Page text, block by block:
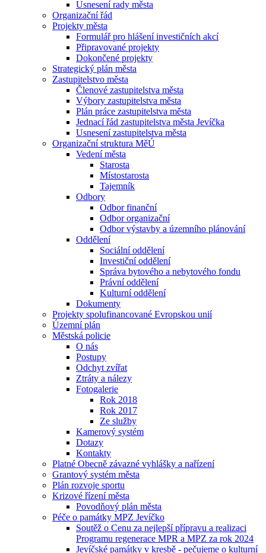
Usnesení rady města
Organizační řád
Projekty města
Formulář pro hlášení investičních akcí
Připravované projekty
Dokončené projekty
Strategický plán města
Zastupitelstvo města
Členové zastupitelstva města
Výbory zastupitelstva města
Plán práce zastupitelstva města
Jednací řád zastupitelstva města Jevíčka
Usnesení zastupitelstva města
Organizační struktura MěÚ
Vedení města
Starosta
Místostarosta
Tajemník
Odbory
Odbor finanční
Odbor organizační
Odbor výstavby a územního plánování
Oddělení
Sociální oddělení
Investiční oddělení
Správa bytového a nebytového fondu
Právní oddělení
Kulturní oddělení
Dokumenty
Projekty spolufinancované Evropskou unií
Územní plán
Městská policie
O nás
Postupy
Odchyt zvířat
Ztráty a nálezy
Fotogalerie
Rok 2018
Rok 2017
Ze služby
Kamerový systém
Dotazy
Kontakty
Platné Obecně závazné vyhlášky a nařízení
Grantový systém města
Plán rozvoje sportu
Krizové řízení města
Povodňový plán města
Péče o památky MPZ Jevíčko
Soutěž o Cenu za nejlepší přípravu a realizaci
Programu regenerace MPR a MPZ za rok 2024
Jevíčské památky v kresbě - pečujeme o kulturní